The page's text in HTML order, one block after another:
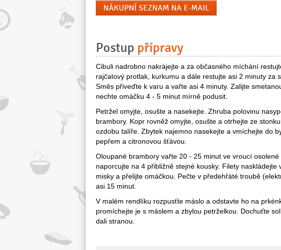
NÁKUPNÍ SEZNAM NA E-MAIL
Postup přípravy
Cibuli nadrobno nakrájejte a za občasného míchání
rajčatový protlak, kurkumu a dále restujte asi 2 minuty za
Směs přiveďte k varu a vařte asi 4 minuty. Zalijte
nechte omáčku 4 - 5 minut mírně podusit.
Petržel omyjte, osušte a nasekejte. Zhruba polovinu
brambory. Kopr rovněž omyjte, osušte a otrhejte ze
ozdobu talíře. Zbytek najemno nasekejte a vmíchejte do
pepřem a citronovou šťávou.
Oloupané brambory vařte 20 - 25 minut ve vroucí
naporcujte na 4 přibližně stejné kousky. Filety
misky a přelijte omáčkou. Pečte v předehřáté troubě
asi 15 minut.
V malém rendlíku rozpusťte máslo a odstavte ho na
promíchejte je s máslem a zbylou petrželkou. Dochuťte
dali stranou.